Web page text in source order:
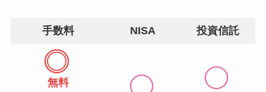
手数料 NISA 投資信託
無料